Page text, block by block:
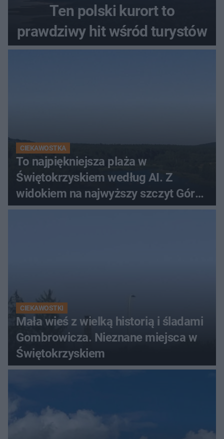
Ten polski kurort to
prawdziwy hit wśród turystów
CIEKAWOSTKA
To najpiękniejsza plaża w
Świętokrzyskiem według AI. Z
widokiem na najwyższy szczyt Gór
Świętokrzyskich
CIEKAWOSTKI
Mała wieś z wielką historią i śladami
Gombrowicza. Nieznane miejsca w
Świętokrzyskiem